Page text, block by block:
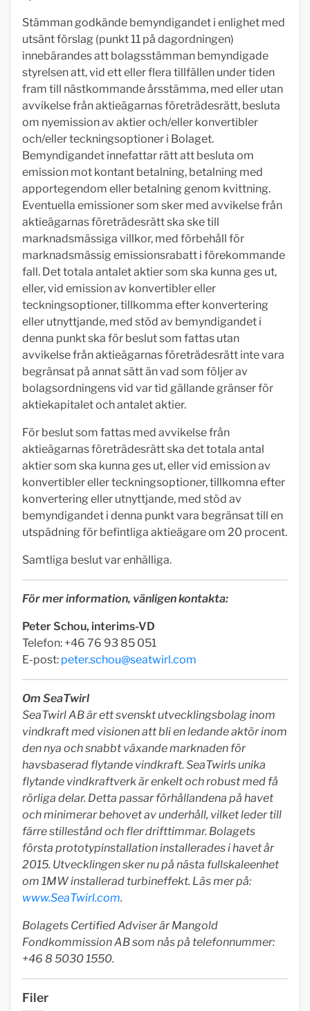
Stämman godkände bemyndigandet i enlighet med
utsänt förslag (punkt 11 på dagordningen)
innebärandes att bolagsstämman bemyndigade
styrelsen att, vid ett eller flera tillfällen under tiden
fram till nästkommande årsstämma, med eller utan
avvikelse från aktieägarnas företrädesrätt, besluta
om nyemission av aktier och/eller konvertibler
och/eller teckningsoptioner i Bolaget.
Bemyndigandet innefattar rätt att besluta om
emission mot kontant betalning, betalning med
apportegendom eller betalning genom kvittning.
Eventuella emissioner som sker med avvikelse från
aktieägarnas företrädesrätt ska ske till
marknadsmässiga villkor, med förbehåll för
marknadsmässig emissionsrabatt i förekommande
fall. Det totala antalet aktier som ska kunna ges ut,
eller, vid emission av konvertibler eller
teckningsoptioner, tillkomma efter konvertering
eller utnyttjande, med stöd av bemyndigandet i
denna punkt ska för beslut som fattas utan
avvikelse från aktieägarnas företrädesrätt inte vara
begränsat på annat sätt än vad som följer av
bolagsordningens vid var tid gällande gränser för
aktiekapitalet och antalet aktier.
För beslut som fattas med avvikelse från
aktieägarnas företrädesrätt ska det totala antal
aktier som ska kunna ges ut, eller vid emission av
konvertibler eller teckningsoptioner, tillkomna efter
konvertering eller utnyttjande, med stöd av
bemyndigandet i denna punkt vara begränsat till en
utspädning för befintliga aktieägare om 20 procent.
Samtliga beslut var enhälliga.
För mer information, vänligen kontakta:
Peter Schou, interims-VD
Telefon: +46 76 93 85 051
E-post: peter.schou@seatwirl.com
Om SeaTwirl
SeaTwirl AB är ett svenskt utvecklingsbolag inom
vindkraft med visionen att bli en ledande aktör inom
den nya och snabbt växande marknaden för
havsbaserad flytande vindkraft. SeaTwirls unika
flytande vindkraftverk är enkelt och robust med få
rörliga delar. Detta passar förhållandena på havet
och minimerar behovet av underhåll, vilket leder till
färre stillestånd och fler drifttimmar. Bolagets
första prototypinstallation installerades i havet år
2015. Utvecklingen sker nu på nästa fullskaleenhet
om 1MW installerad turbineffekt. Läs mer på:
www.SeaTwirl.com.
Bolagets Certified Adviser är Mangold
Fondkommission AB som nås på telefonnummer:
+46 8 5030 1550.
Filer